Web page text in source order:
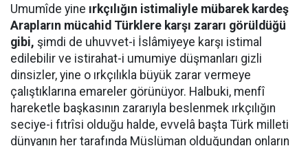
Umumîde yine ırkçılığın istimaliyle mübarek kardeş
Arapların mücahid Türklere karşı zararı görüldüğü
gibi, şimdi de uhuvvet-i İslâmiyeye karşı istimal
edilebilir ve istirahat-i umumiye düşmanları gizli
dinsizler, yine o ırkçılıkla büyük zarar vermeye
çalıştıklarına emareler görünüyor. Halbuki, menfî
hareketle başkasının zararıyla beslenmek ırkçılığın
seciye-i fıtrîsi olduğu halde, evvelâ başta Türk milleti
dünyanın her tarafında Müslüman olduğundan onların